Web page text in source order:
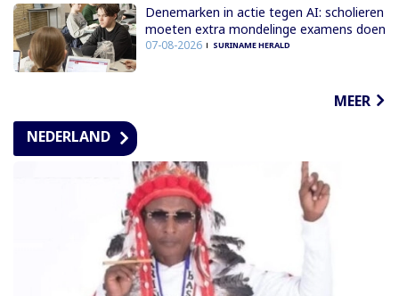
Denemarken in actie tegen AI: scholieren
moeten extra mondelinge examens doen
07-08-2026 SURINAME HERALD
MEER
NEDERLAND